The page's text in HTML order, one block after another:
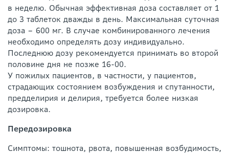
в неделю. Обычная эффективная доза составляет от 1
до 3 таблеток дважды в день. Максимальная суточная
доза – 600 мг. В случае комбинированного лечения
необходимо определять дозу индивидуально.
Последнюю дозу рекомендуется принимать во второй
половине дня не позже 16-00.
У пожилых пациентов, в частности, у пациентов,
страдающих состоянием возбуждения и спутанности,
предделирия и делирия, требуется более низкая
дозировка.
Передозировка
Симптомы: тошнота, рвота, повышенная возбудимость,